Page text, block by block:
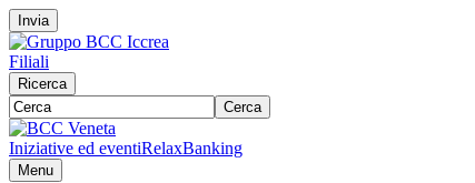
Invia
Filiali
Ricerca
Cerca
Iniziative ed eventiRelaxBanking
Menu